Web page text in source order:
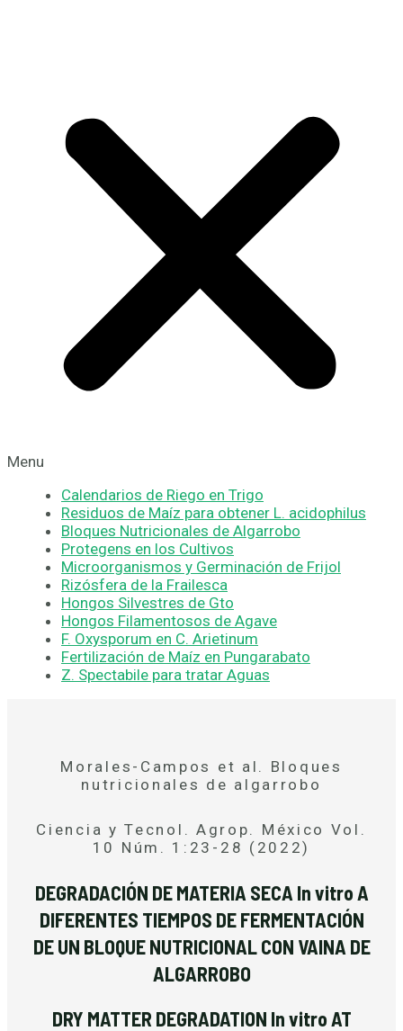
Menu
Calendarios de Riego en Trigo
Residuos de Maíz para obtener L. acidophilus
Bloques Nutricionales de Algarrobo
Protegens en los Cultivos
Microorganismos y Germinación de Frijol
Rizósfera de la Frailesca
Hongos Silvestres de Gto
Hongos Filamentosos de Agave
F. Oxysporum en C. Arietinum
Fertilización de Maíz en Pungarabato
Z. Spectabile para tratar Aguas
Morales-Campos et al. Bloques
nutricionales de algarrobo
Ciencia y Tecnol. Agrop. México Vol.
10 Núm. 1:23-28 (2022)
DEGRADACIÓN DE MATERIA SECA In vitro A
DIFERENTES TIEMPOS DE FERMENTACIÓN
DE UN BLOQUE NUTRICIONAL CON VAINA DE
ALGARROBO
DRY MATTER DEGRADATION In vitro AT